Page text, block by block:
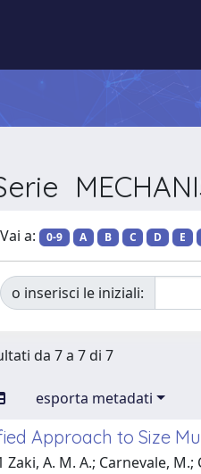
Vai a: 0-9 A B C D E
o inserisci le iniziali:
da 7 a 7 di 7
esporta metadati
Approach to Size
Zaki, A. M. A.; Carnevale,